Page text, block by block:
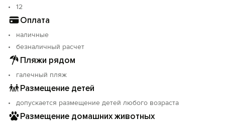
12
Оплата
наличные
безналичный расчет
Пляжи рядом
галечный пляж
Размещение детей
допускается размещение детей любого возраста
Размещение домашних животных